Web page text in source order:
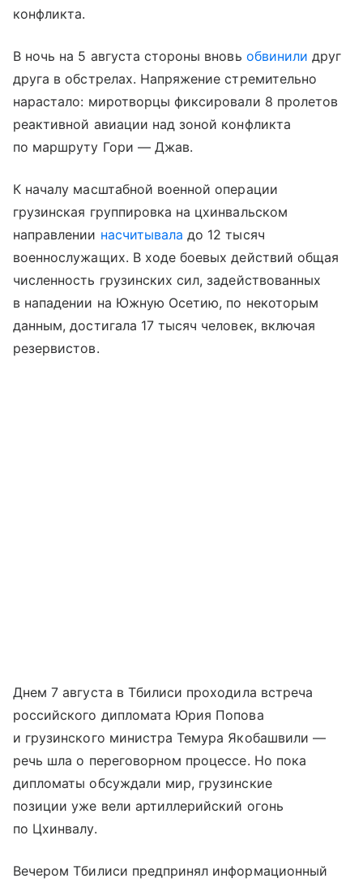
конфликта.
В ночь на 5 августа стороны вновь обвинили друг
друга в обстрелах. Напряжение стремительно
нарастало: миротворцы фиксировали 8 пролетов
реактивной авиации над зоной конфликта
по маршруту Гори — Джав.
К началу масштабной военной операции
грузинская группировка на цхинвальском
направлении насчитывала до 12 тысяч
военнослужащих. В ходе боевых действий общая
численность грузинских сил, задействованных
в нападении на Южную Осетию, по некоторым
данным, достигала 17 тысяч человек, включая
резервистов.
Днем 7 августа в Тбилиси проходила встреча
российского дипломата Юрия Попова
и грузинского министра Темура Якобашвили —
речь шла о переговорном процессе. Но пока
дипломаты обсуждали мир, грузинские
позиции уже вели артиллерийский огонь
по Цхинвалу.
Вечером Тбилиси предпринял информационный